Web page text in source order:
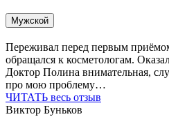
Мужской
Переживал перед первым
обращался к косметологам.
Доктор Полина внимательная,
про мою проблему…
ЧИТАТЬ весь отзыв
Виктор Буньков